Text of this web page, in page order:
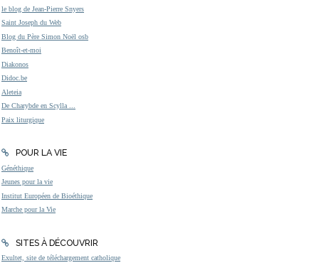
le blog de Jean-Pierre Snyers
Saint Joseph du Web
Blog du Père Simon Noël osb
Benoît-et-moi
Diakonos
Didoc.be
Aleteia
De Charybde en Scylla ...
Paix liturgique
POUR LA VIE
Généthique
Jeunes pour la vie
Institut Européen de Bioéthique
Marche pour la Vie
SITES À DÉCOUVRIR
Exultet, site de téléchargement catholique